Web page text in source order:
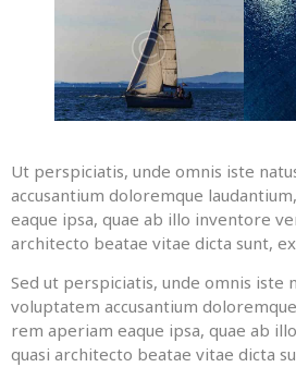
Ut perspiciatis, unde omnis iste
accusantium doloremque
eaque ipsa, quae ab illo inventore
architecto beatae vitae dicta sunt,
Sed ut perspiciatis, unde omnis iste
voluptatem accusantium
rem aperiam eaque ipsa, quae ab
quasi architecto beatae vitae dicta